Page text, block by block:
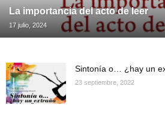
La importancia del acto de leer
17 julio, 2024
Sintonía o… ¿hay un
23 septiembre, 2022